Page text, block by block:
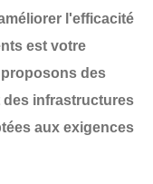
l'efficacité
est votre
des
des infrastructures
aux exigences